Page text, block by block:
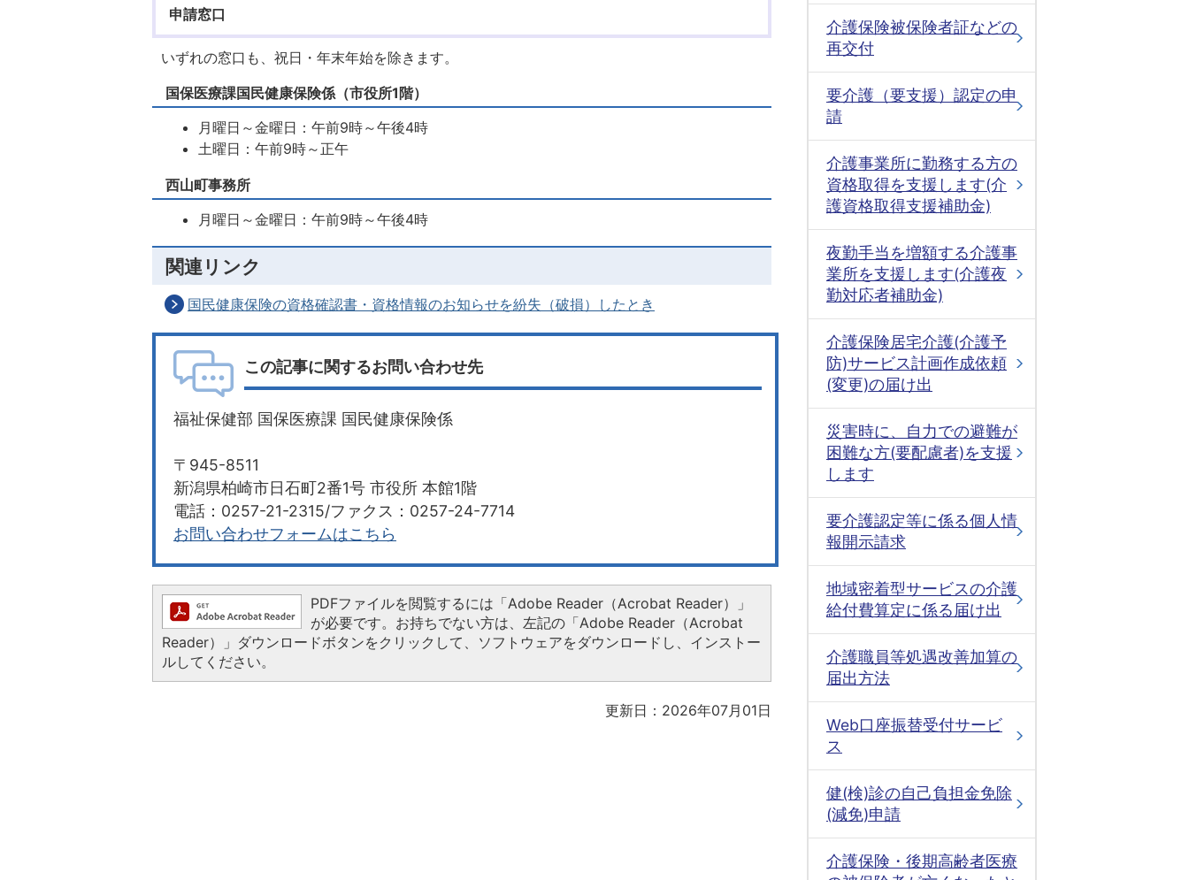
申請窓口
いずれの窓口も、祝日・年末年始を除きます。
国保医療課国民健康保険係（市役所1階）
月曜日～金曜日：午前9時～午後4時
土曜日：午前9時～正午
西山町事務所
月曜日～金曜日：午前9時～午後4時
関連リンク
国民健康保険の資格確認書・資格情報のお知らせを紛失（破損）したとき
この記事に関するお問い合わせ先
福祉保健部 国保医療課 国民健康保険係
〒945-8511
新潟県柏崎市日石町2番1号 市役所 本館1階
電話：0257-21-2315/ファクス：0257-24-7714
お問い合わせフォームはこちら
PDFファイルを閲覧するには「Adobe Reader（Acrobat Reader）」
が必要です。お持ちでない方は、左記の「Adobe Reader（Acrobat
Reader）」ダウンロードボタンをクリックして、ソフトウェアをダウンロードし、インストー
ルしてください。
更新日：2026年07月01日
介護保険被保険者証などの
再交付
要介護（要支援）認定の申
請
介護事業所に勤務する方の
資格取得を支援します(介
護資格取得支援補助金)
夜勤手当を増額する介護事
業所を支援します(介護夜
勤対応者補助金)
介護保険居宅介護(介護予
防)サービス計画作成依頼
(変更)の届け出
災害時に、自力での避難が
困難な方(要配慮者)を支援
します
要介護認定等に係る個人情
報開示請求
地域密着型サービスの介護
給付費算定に係る届け出
介護職員等処遇改善加算の
届出方法
Web口座振替受付サービ
ス
健(検)診の自己負担金免除
(減免)申請
介護保険・後期高齢者医療